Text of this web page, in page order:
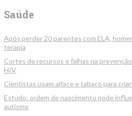
Saúde
Após perder 20 parentes com ELA,
terapia
Cortes de recursos e falhas na
HIV
Cientistas usam alface e tabaco para
Estudo: ordem de nascimento pode
autismo